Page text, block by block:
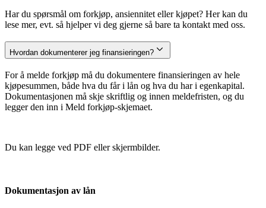
Har du spørsmål om forkjøp, ansiennitet eller kjøpet? Her kan du
lese mer, evt. så hjelper vi deg gjerne så bare ta kontakt med oss.
Hvordan dokumenterer jeg finansieringen?
For å melde forkjøp må du dokumentere finansieringen av hele
kjøpesummen, både hva du får i lån og hva du har i egenkapital.
Dokumentasjonen må skje skriftlig og innen meldefristen, og du
legger den inn i Meld forkjøp-skjemaet.
Du kan legge ved PDF eller skjermbilder.
Dokumentasjon av lån